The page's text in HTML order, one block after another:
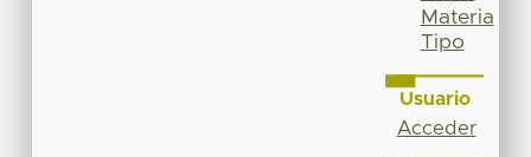
Materia
Tipo
Usuario
Acceder